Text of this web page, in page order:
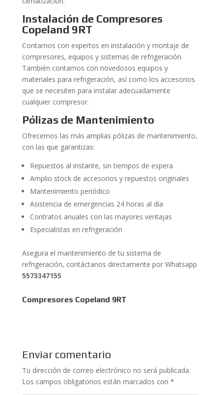
Instalación de Compresores
Copeland 9RT
Contamos con expertos en instalación y montaje de
compresores, equipos y sistemas de refrigeración.
También contamos con novedosos equipos y
materiales para refrigeración, así como los accesorios
que se necesiten para instalar adecuadamente
cualquier compresor.
Pólizas de Mantenimiento
Ofrecemos las más amplias pólizas de mantenimiento,
con las que garantizas:
Repuestos al instante, sin tiempos de espera
Amplio stock de accesorios y repuestos originales
Mantenimiento periódico
Asistencia de emergencias 24 horas al día
Contratos anuales con las mayores ventajas
Especialistas en refrigeración
Asegura el mantenimiento de tu sistema de
refrigeración, contáctanos directamente por Whatsapp
5573347155
Compresores Copeland 9RT
Enviar comentario
Tu dirección de correo electrónico no será publicada.
Los campos obligatorios están marcados con *